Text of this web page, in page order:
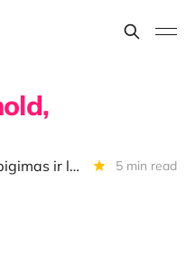
Diena kriptoje: BTC pigimas ir lūkesčiai, airdropų pokyčiai, Vatikano NFT, investuotojų apklausa 5 min read